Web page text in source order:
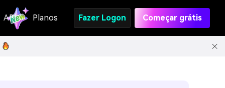
API Planos Fazer Logon Começar grátis